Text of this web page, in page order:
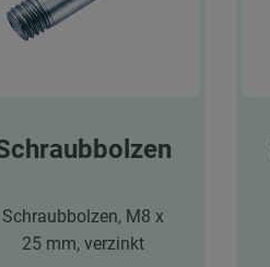
Schraubbolzen, M8 x
25 mm, verzinkt